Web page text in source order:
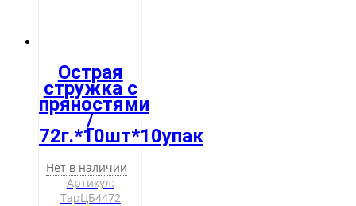
Острая
стружка с
пряностями
/
72г.*10шт*10упак
Нет в наличии
Артикул:
ТарЦБ4472